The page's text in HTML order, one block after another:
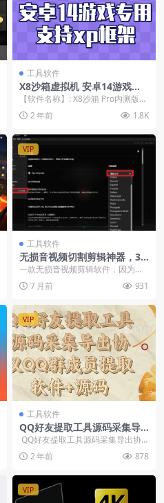
工具软件
X8沙箱虚拟机 安卓14游戏专
用 支持xp框架
【软件名称】: X8沙箱 Pro内测版
【软件大小】: 1.6G 【软件版
本】:...
2 年前 1.8K
VIP
工具软件
无损音视频切割剪辑神器，3
秒不到切割10G视频，速度快
到离谱
一款无损音视频剪辑软件，因为出
色的无损及快速剪辑特点，它不同
于市面上的传统剪辑软...
7 月前 931
VIP
工具软件
QQ好友提取工具源码采集导
出协议QQ群成员提取软件+源
QQ好友提取工具源码采集导出协
议QQ群成员提取软件+源码【无使
用教程...
2 年前 878
VIP